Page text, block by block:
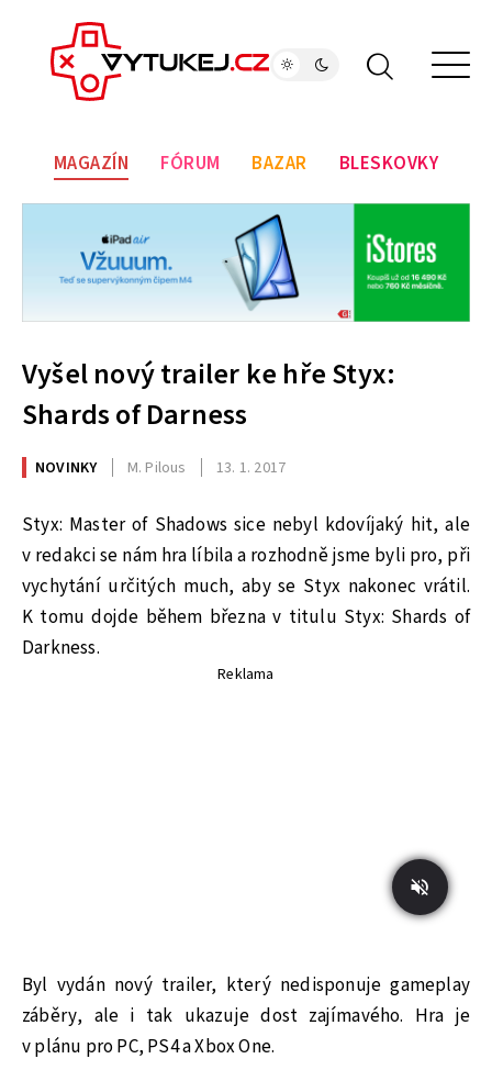
MAGAZÍN FÓRUM BAZAR BLESKOVKY
Vyšel nový trailer ke hře Styx:
Shards of Darness
NOVINKY M. Pilous 13. 1. 2017
Styx: Master of Shadows sice nebyl kdovíjaký hit, ale
v redakci se nám hra líbila a rozhodně jsme byli pro, při
vychytání určitých much, aby se Styx nakonec vrátil.
K tomu dojde během března v titulu Styx: Shards of
Darkness.
Reklama
Byl vydán nový trailer, který nedisponuje gameplay
záběry, ale i tak ukazuje dost zajímavého. Hra je
v plánu pro PC, PS4 a Xbox One.